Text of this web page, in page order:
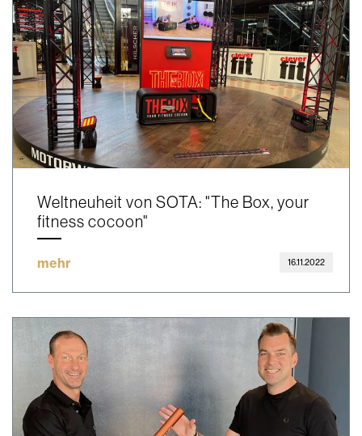
Weltneuheit von SOTA: "The Box, your
fitness cocoon"
mehr 16.11.2022